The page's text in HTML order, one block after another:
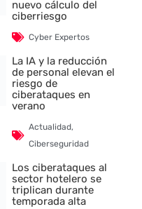
nuevo cálculo del
ciberriesgo
Cyber Expertos
La IA y la reducción
de personal elevan el
riesgo de
ciberataques en
verano
Actualidad,
Ciberseguridad
Los ciberataques al
sector hotelero se
triplican durante
temporada alta